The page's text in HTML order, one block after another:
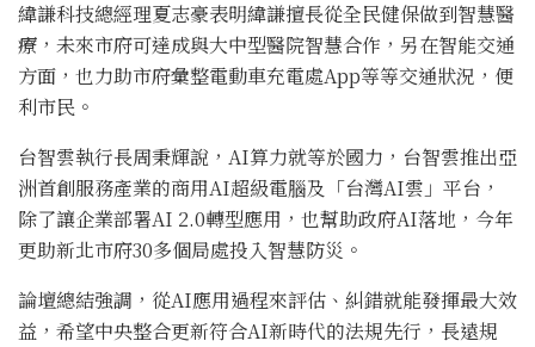
緯謙科技總經理夏志豪表明緯謙擅長從全民健保做到智慧醫
療，未來市府可達成與大中型醫院智慧合作，另在智能交通
方面，也力助市府彙整電動車充電處App等等交通狀況，便
利市民。
台智雲執行長周秉輝說，AI算力就等於國力，台智雲推出亞
洲首創服務產業的商用AI超級電腦及「台灣AI雲」平台，
除了讓企業部署AI 2.0轉型應用，也幫助政府AI落地，今年
更助新北市府30多個局處投入智慧防災。
論壇總結強調，從AI應用過程來評估、糾錯就能發揮最大效
益，希望中央整合更新符合AI新時代的法規先行，長遠規